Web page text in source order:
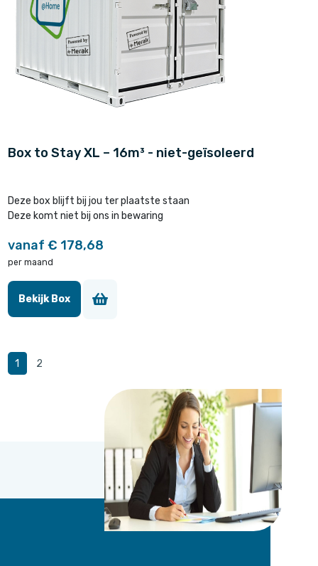
Box to Stay XL – 16m³ - niet-geïsoleerd
Deze box blijft bij jou ter plaatste staan
Deze komt niet bij ons in bewaring
vanaf € 178,68
per maand
Bekijk Box
1 2